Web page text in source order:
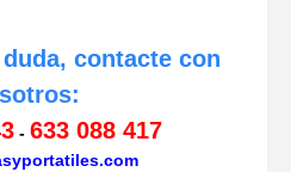
contacte con
- 633 088 417